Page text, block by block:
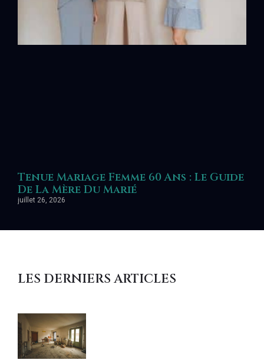
Tenue Mariage Femme 60 Ans : Le Guide
De La Mère Du Marié
juillet 26, 2026
LES DERNIERS ARTICLES